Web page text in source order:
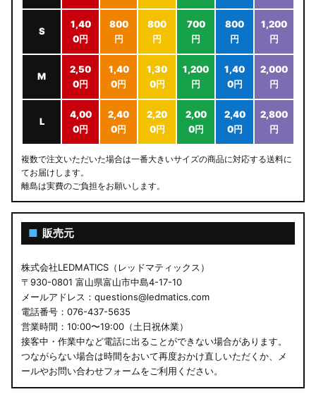
S
1,40
0円
800
円
800
円
700
円
800
円
1,200
円
M
2,50
0円
1,40
0円
1,30
0円
1,200
円
1,40
0円
2,000
円
L
4,00
0円
2,40
0円
2,20
0円
2,00
0円
2,40
0円
2,800
円
複数で注文いただいた場合は一番大きいサイズの商品に対応する送料に
てお届けします。
離島は実費のご負担をお願いします。
■ 販売元
株式会社LEDMATICS（レッドマティックス）
〒930-0801 富山県富山市中島4-17-10
メールアドレス：questions@ledmatics.com
電話番号：076-437-5635
営業時間：10:00〜19:00（土日祝休業）
接客中・作業中など電話に出ることができない場合があります。
つながらない場合は時間をおいて再度おかけ直しいただくか、メ
ールやお問い合わせフォームをご利用ください。